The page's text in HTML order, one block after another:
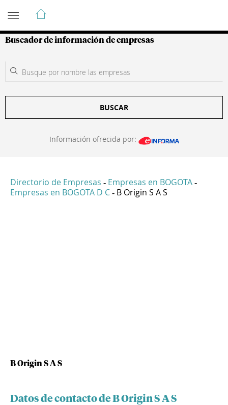
Guía de Empresas Colombianas
Buscador de información de empresas
BUSCAR
Información ofrecida por:
Directorio de Empresas - Empresas en BOGOTA -
Empresas en BOGOTA D C - B Origin S A S
B Origin S A S
Datos de contacto de B Origin S A S